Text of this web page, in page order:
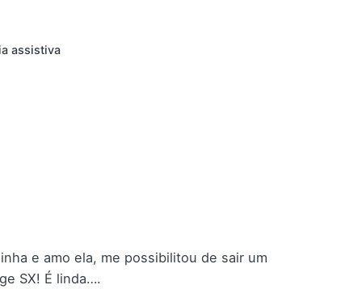
assistiva
e amo ela, me possibilitou de sair um
SX! É linda….